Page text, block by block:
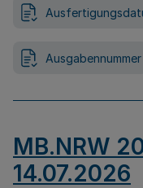
Ausgabennummer
MB.NRW
14.07.2026